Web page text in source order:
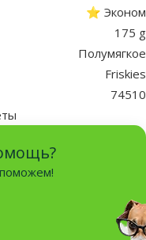
⭐ Эконом
175 g
Полумягкое
Friskies
74510